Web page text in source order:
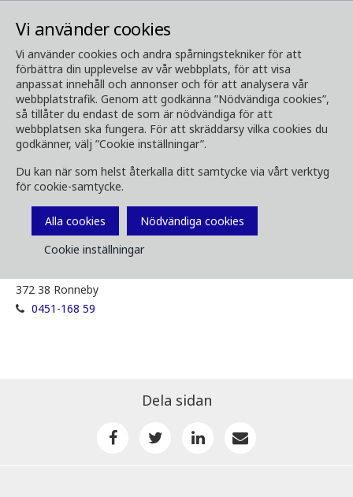
Vi använder cookies
Vi använder cookies och andra spårningstekniker för att
förbättra din upplevelse av vår webbplats, för att visa
anpassat innehåll och annonser och för att analysera vår
webbplatstrafik. Genom att godkänna ”Nödvändiga cookies”,
så tillåter du endast de som är nödvändiga för att
webbplatsen ska fungera. För att skräddarsy vilka cookies du
godkänner, välj ”Cookie inställningar”.
Du kan när som helst återkalla ditt samtycke via vårt verktyg
för cookie-samtycke.
Alla cookies
Nödvändiga cookies
Cookie inställningar
Kontakt Ronneby JG Faltservice
Ronneby
JG Fältservice
Kontakt
372 38 Ronneby
0451-168 59
Dela sidan